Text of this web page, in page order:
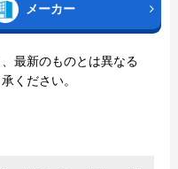
メーカー
最新のものとは異なる
ください。